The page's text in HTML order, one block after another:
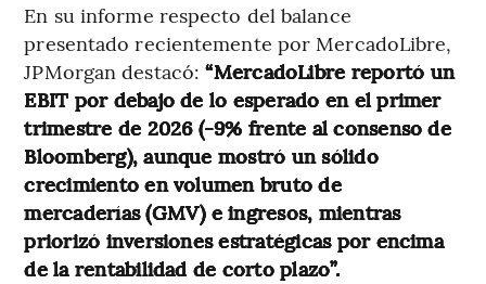
En su informe respecto del balance
presentado recientemente por MercadoLibre,
JPMorgan destacó: “MercadoLibre reportó un
EBIT por debajo de lo esperado en el primer
trimestre de 2026 (-9% frente al consenso de
Bloomberg), aunque mostró un sólido
crecimiento en volumen bruto de
mercaderías (GMV) e ingresos, mientras
priorizó inversiones estratégicas por encima
de la rentabilidad de corto plazo”.